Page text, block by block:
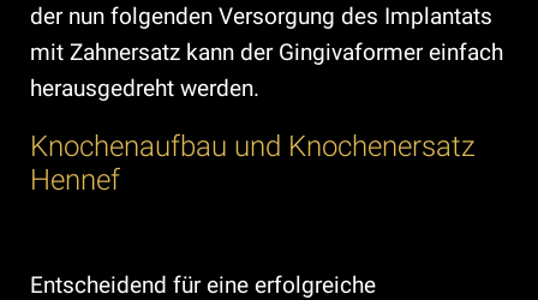
der nun folgenden Versorgung des Implantats
mit Zahnersatz kann der Gingivaformer einfach
herausgedreht werden.
Knochenaufbau und Knochenersatz
Hennef
Entscheidend für eine erfolgreiche